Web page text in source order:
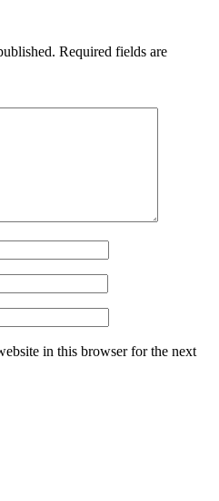
Required fields are
in this browser for the next